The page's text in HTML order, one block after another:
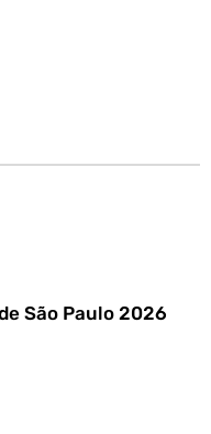
São Paulo 2026